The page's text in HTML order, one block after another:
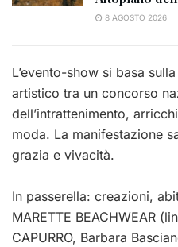
8 AGOSTO 2026
L’evento-show si basa
artistico tra un concorso
dell’intrattenimento,
moda. La manifestazione
grazia e vivacità.
In passerella: creazioni,
MARETTE BEACHWEAR
CAPURRO, Barbara